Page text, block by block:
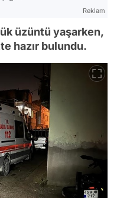
Reklam
üzüntü yaşarken,
hazır bulundu.